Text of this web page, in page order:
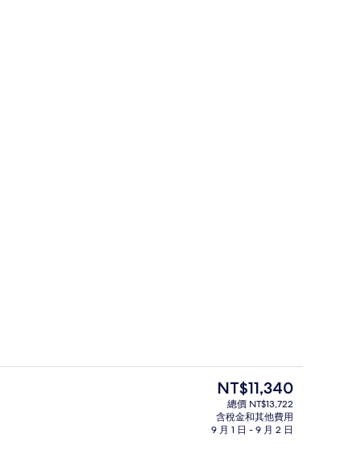
2 間酒吧/酒廊、2 間池畔酒吧、池中
目
的
價
NT$11,340
總價 NT$13,722
含稅金和其他費用
9 月 1 日 - 9 月 2 日